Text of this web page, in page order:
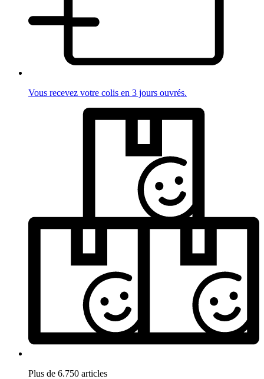
Vous recevez votre colis en 3 jours ouvrés.
Plus de 6.750 articles